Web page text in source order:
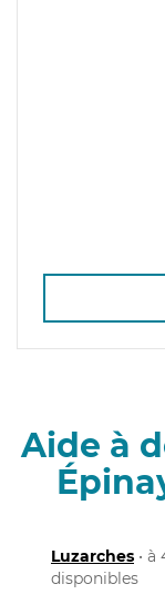
Aide à
Luzarches •
disponibles